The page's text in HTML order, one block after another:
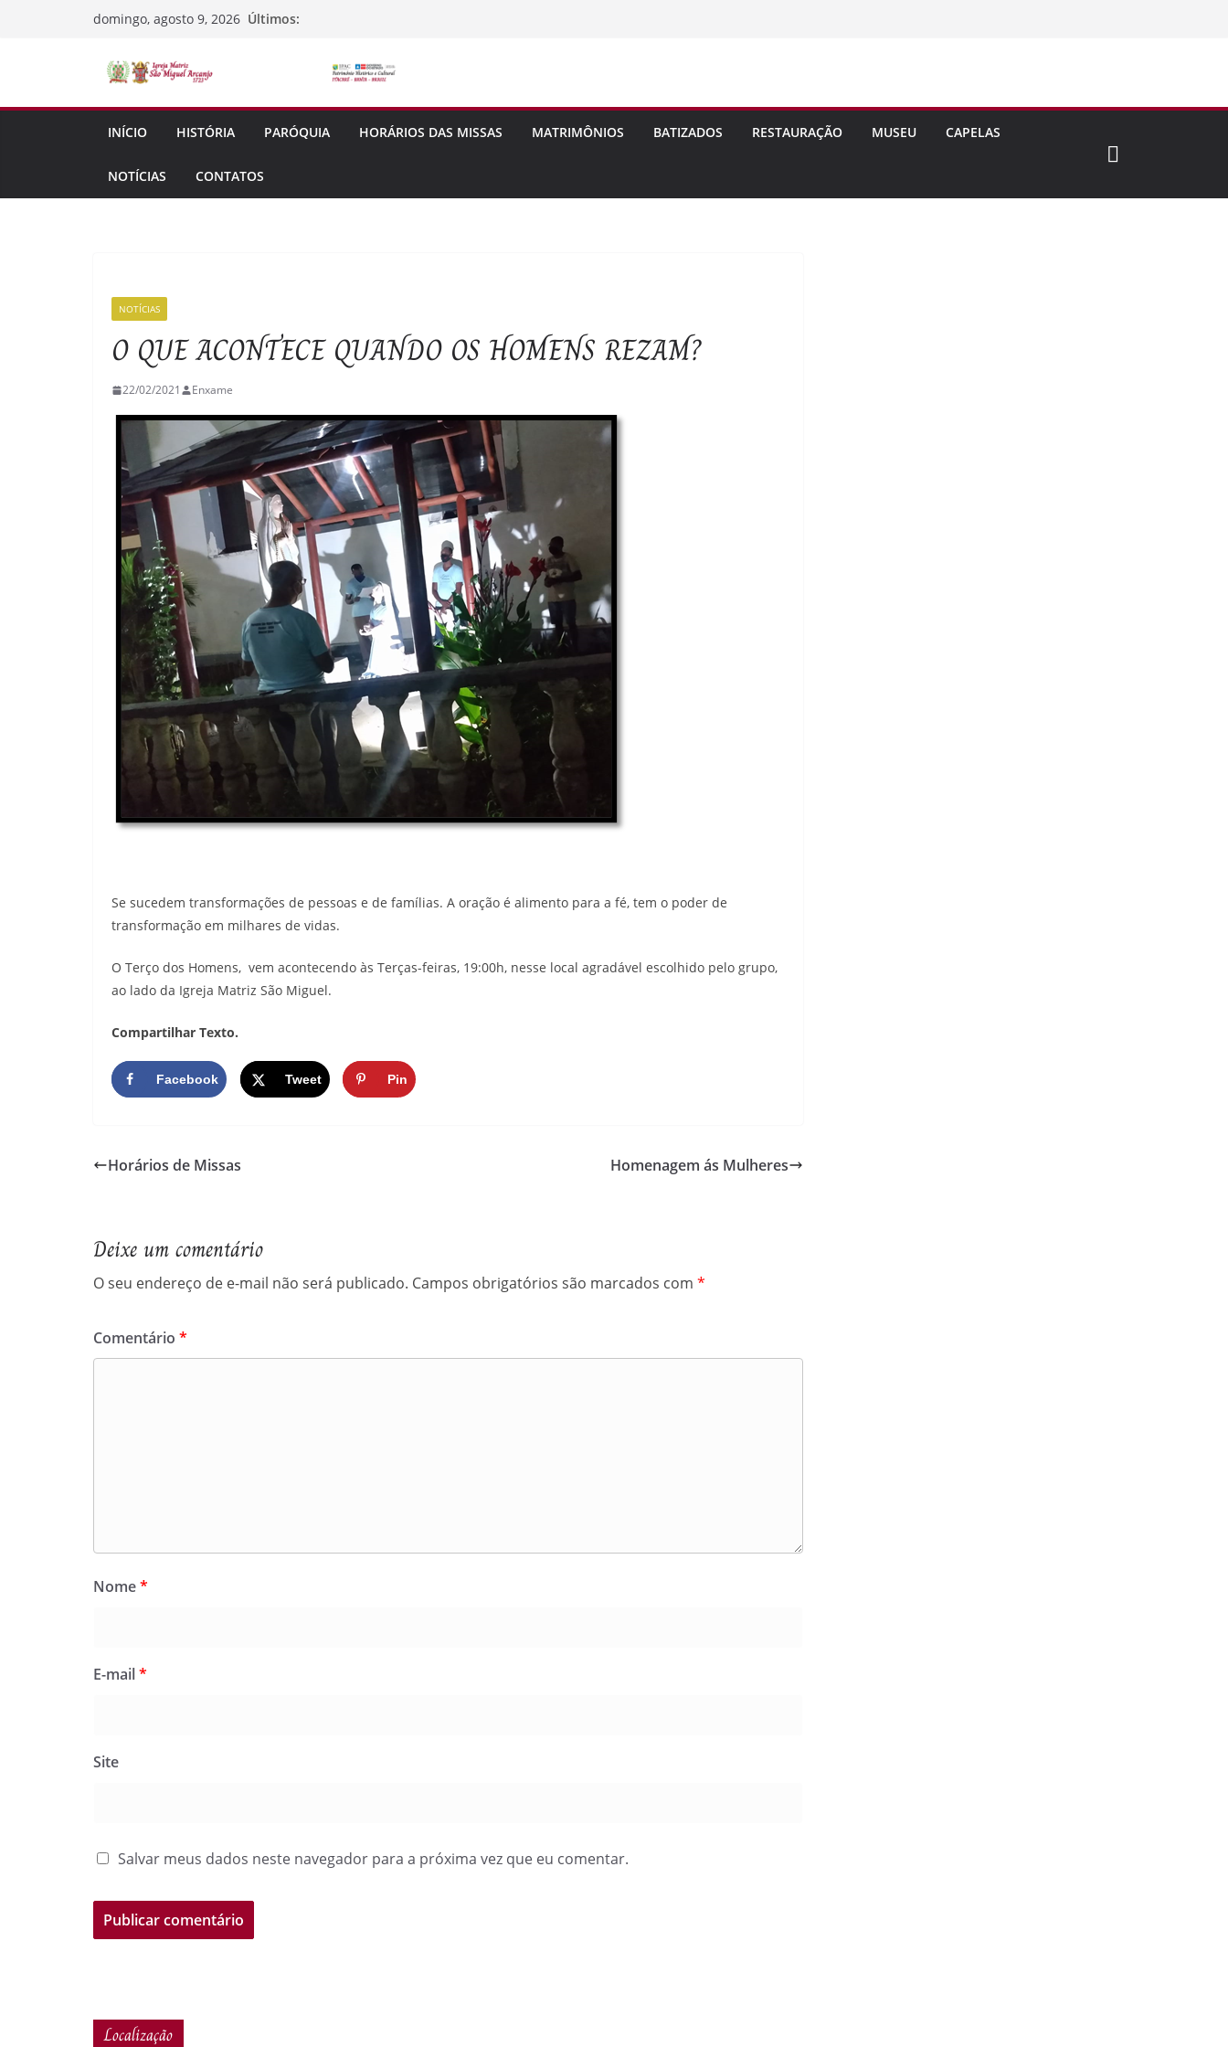
domingo, agosto 9, 2026 Últimos:
INÍCIO HISTÓRIA PARÓQUIA HORÁRIOS DAS MISSAS MATRIMÔNIOS BATIZADOS RESTAURAÇÃO MUSEU CAPELAS
NOTÍCIAS CONTATOS
NOTÍCIAS
O QUE ACONTECE QUANDO OS HOMENS REZAM?
22/02/2021 Enxame
Se sucedem transformações de pessoas e de famílias. A oração é alimento para a fé, tem o poder de
transformação em milhares de vidas.
O Terço dos Homens, vem acontecendo às Terças-feiras, 19:00h, nesse local agradável escolhido pelo grupo,
ao lado da Igreja Matriz São Miguel.
Compartilhar Texto.
Facebook Tweet Pin
Horários de Missas Homenagem ás Mulheres
Deixe um comentário
O seu endereço de e-mail não será publicado. Campos obrigatórios são marcados com *
Comentário *
Nome*
E-mail*
Site
Salvar meus dados neste navegador para a próxima vez que eu comentar.
Localização